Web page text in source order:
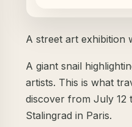
A street art exhibition
A giant snail
artists. This is what
discover from July 12
Stalingrad in Paris.